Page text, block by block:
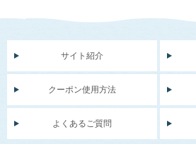
サイト紹介
クーポン使用方法
よくあるご質問